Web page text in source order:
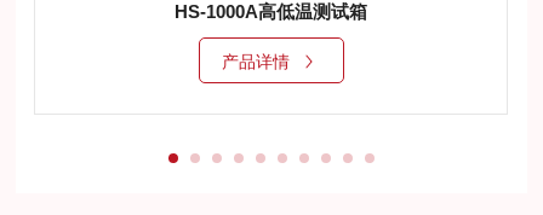
HS-1000A高低温测试箱
产品详情